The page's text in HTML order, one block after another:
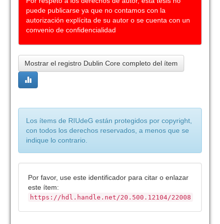
puede publicarse ya que no contamos con la
autorización explícita de su autor o se cuenta con un
convenio de confidencialidad
Mostrar el registro Dublin Core completo del ítem
Los ítems de RIUdeG están protegidos por copyright,
con todos los derechos reservados, a menos que se
indique lo contrario.
Por favor, use este identificador para citar o enlazar
este ítem:
https://hdl.handle.net/20.500.12104/22008